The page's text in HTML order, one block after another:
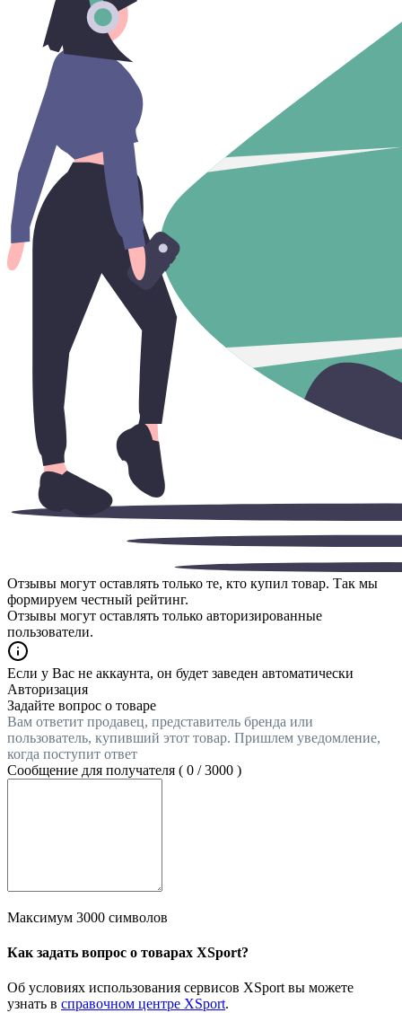
Отзывы могут оставлять только те, кто купил товар. Так мы
формируем честный рейтинг.
Отзывы могут оставлять только авторизированные
пользователи.
Если у Вас не аккаунта, он будет заведен автоматически
Авторизация
Задайте вопрос о товаре
Вам ответит продавец, представитель бренда или
пользователь, купивший этот товар. Пришлем уведомление,
когда поступит ответ
Сообщение для получателя ( 0 /3000 )
Максимум 3000 символов
Как задать вопрос о товарах XSport?
Об условиях использования сервисов XSport вы можете
узнать в справочном центре XSport.